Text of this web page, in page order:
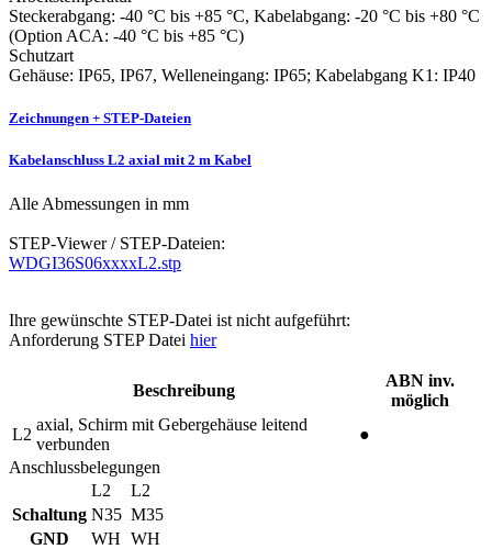
Steckerabgang: -40 °C bis +85 °C, Kabelabgang: -20 °C bis +80 °C
(Option ACA: -40 °C bis +85 °C)
Schutzart
Gehäuse: IP65, IP67, Welleneingang: IP65; Kabelabgang K1: IP40
Zeichnungen + STEP-Dateien
Kabelanschluss L2 axial mit 2 m Kabel
Alle Abmessungen in mm
STEP-Viewer / STEP-Dateien:
WDGI36S06xxxxL2.stp
Ihre gewünschte STEP-Datei ist nicht aufgeführt:
Anforderung STEP Datei hier
Beschreibung
ABN inv.
möglich
L2
axial, Schirm mit Gebergehäuse leitend
verbunden
●
Anschlussbelegungen
L2
L2
Schaltung N35 M35
GND
WH WH